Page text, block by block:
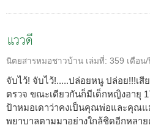
แววดี
นิตยสารหมอชาวบ้าน เล่มที่: 359 เดือน/
จับไว้! จับไว้!.....ปล่อยหนู ปล่อย!!!เสี
ตรวจ ขณะเดียวกันก็มีเด็กหญิงอายุ
ป้าหมอเดาว่าคงเป็นคุณพ่อและคุณ
พยาบาลตามมาอย่างใกล้ชิดอีกหลา